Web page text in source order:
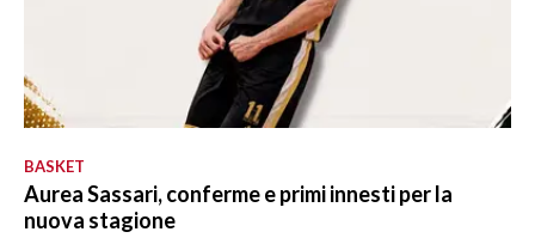
BASKET
Aurea Sassari, conferme e primi innesti per la
nuova stagione